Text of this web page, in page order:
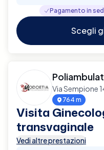
Pagamento in
Scegli
Via Sempione
764 m
Visita
transvaginale
Vedi altre prestazioni